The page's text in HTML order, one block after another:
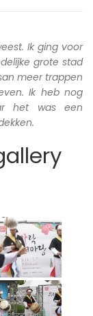
Ik ging voor
grote stad
meer trappen
Ik heb nog
het was een